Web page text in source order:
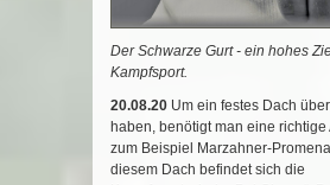
Der Schwarze Gurt - ein hohes
Kampfsport.
20.08.20 Um ein festes Dach
haben, benötigt man eine richtige
zum Beispiel Marzahner-
diesem Dach befindet sich die